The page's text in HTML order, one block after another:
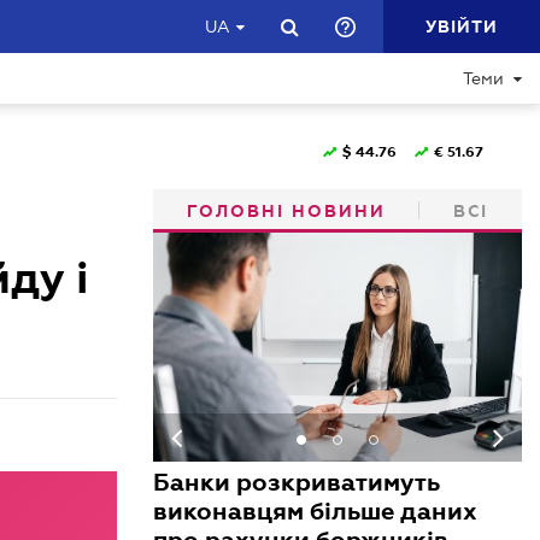
UA УВІЙТИ
Теми
$ 44.76 € 51.67
і
ГОЛОВНІ НОВИНИ ВСІ
Банки розкриватимуть
виконавцям більше даних